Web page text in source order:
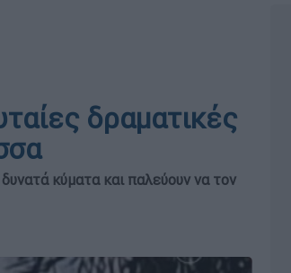
δραματικές
κύματα και παλεύουν να τον